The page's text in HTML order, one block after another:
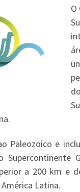
O
Paleozoico e
a 200 km e
Latina.